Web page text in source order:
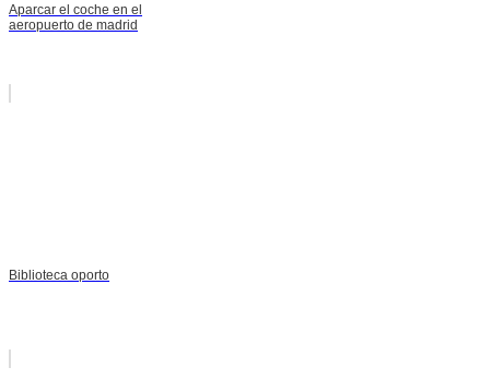
Aparcar el coche en el
aeropuerto de madrid
Biblioteca oporto